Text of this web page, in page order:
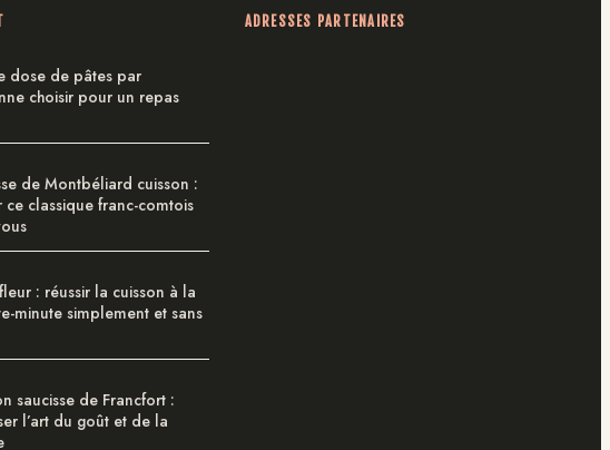
dose de pâtes par
choisir pour un repas
de Montbéliard cuisson :
ce classique franc-comtois
: réussir la cuisson à la
minute simplement et sans
saucisse de Francfort :
l’art du goût et de la
ADRESSES PARTENAIRES